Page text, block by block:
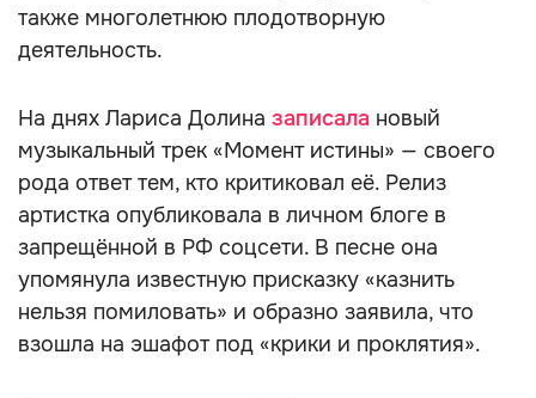
также многолетнюю плодотворную
деятельность.
На днях Лариса Долина записала новый
музыкальный трек «Момент истины» — своего
рода ответ тем, кто критиковал её. Релиз
артистка опубликовала в личном блоге в
запрещённой в РФ соцсети. В песне она
упомянула известную присказку «казнить
нельзя помиловать» и образно заявила, что
взошла на эшафот под «крики и проклятия».